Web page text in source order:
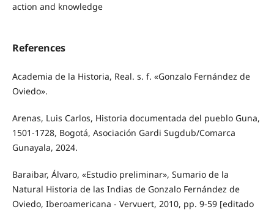
action and knowledge
References
Academia de la Historia, Real. s. f. «Gonzalo Fernández de
Oviedo».
Arenas, Luis Carlos, Historia documentada del pueblo Guna,
1501-1728, Bogotá, Asociación Gardi Sugdub/Comarca
Gunayala, 2024.
Baraibar, Álvaro, «Estudio preliminar», Sumario de la
Natural Historia de las Indias de Gonzalo Fernández de
Oviedo, Iberoamericana - Vervuert, 2010, pp. 9-59 [editado